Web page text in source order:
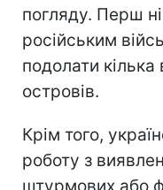
погляду. Перш
російським
подолати
островів.
Крім того,
роботу з
штурмових або